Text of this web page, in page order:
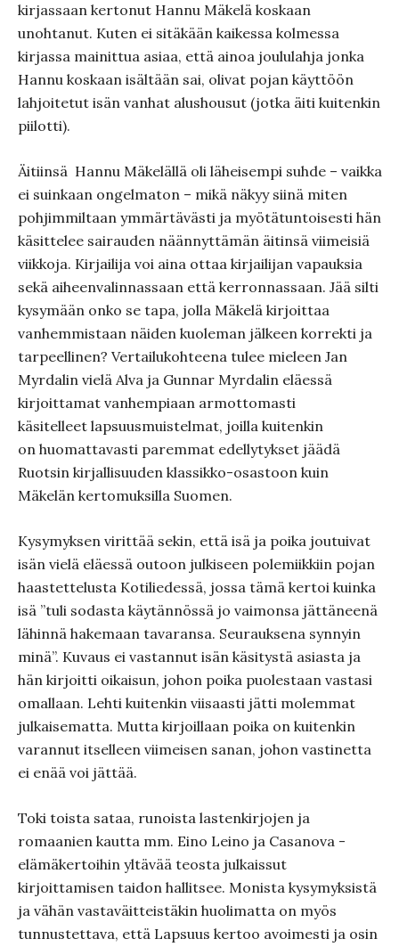
kirjassaan kertonut Hannu Mäkelä koskaan
unohtanut. Kuten ei sitäkään kaikessa kolmessa
kirjassa mainittua asiaa, että ainoa joululahja jonka
Hannu koskaan isältään sai, olivat pojan käyttöön
lahjoitetut isän vanhat alushousut (jotka äiti kuitenkin
piilotti).
Äitiinsä Hannu Mäkelällä oli läheisempi suhde – vaikka
ei suinkaan ongelmaton – mikä näkyy siinä miten
pohjimmiltaan ymmärtävästi ja myötätuntoisesti hän
käsittelee sairauden näännyttämän äitinsä viimeisiä
viikkoja. Kirjailija voi aina ottaa kirjailijan vapauksia
sekä aiheenvalinnassaan että kerronnassaan. Jää silti
kysymään onko se tapa, jolla Mäkelä kirjoittaa
vanhemmistaan näiden kuoleman jälkeen korrekti ja
tarpeellinen? Vertailukohteena tulee mieleen Jan
Myrdalin vielä Alva ja Gunnar Myrdalin eläessä
kirjoittamat vanhempiaan armottomasti
käsitelleet lapsuusmuistelmat, joilla kuitenkin
on huomattavasti paremmat edellytykset jäädä
Ruotsin kirjallisuuden klassikko-osastoon kuin
Mäkelän kertomuksilla Suomen.
Kysymyksen virittää sekin, että isä ja poika joutuivat
isän vielä eläessä outoon julkiseen polemiikkiin pojan
haastettelusta Kotiliedessä, jossa tämä kertoi kuinka
isä ”tuli sodasta käytännössä jo vaimonsa jättäneenä
lähinnä hakemaan tavaransa. Seurauksena synnyin
minä”. Kuvaus ei vastannut isän käsitystä asiasta ja
hän kirjoitti oikaisun, johon poika puolestaan vastasi
omallaan. Lehti kuitenkin viisaasti jätti molemmat
julkaisematta. Mutta kirjoillaan poika on kuitenkin
varannut itselleen viimeisen sanan, johon vastinetta
ei enää voi jättää.
Toki toista sataa, runoista lastenkirjojen ja
romaanien kautta mm. Eino Leino ja Casanova -
elämäkertoihin yltävää teosta julkaissut
kirjoittamisen taidon hallitsee. Monista kysymyksistä
ja vähän vastaväitteistäkin huolimatta on myös
tunnustettava, että Lapsuus kertoo avoimesti ja osin